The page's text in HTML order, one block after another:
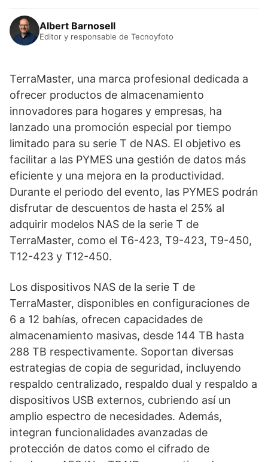
Albert Barnosell
Editor y responsable de Tecnoyfoto
TerraMaster, una marca profesional dedicada a
ofrecer productos de almacenamiento
innovadores para hogares y empresas, ha
lanzado una promoción especial por tiempo
limitado para su serie T de NAS. El objetivo es
facilitar a las PYMES una gestión de datos más
eficiente y una mejora en la productividad.
Durante el periodo del evento, las PYMES podrán
disfrutar de descuentos de hasta el 25% al
adquirir modelos NAS de la serie T de
TerraMaster, como el T6-423, T9-423, T9-450,
T12-423 y T12-450.
Los dispositivos NAS de la serie T de
TerraMaster, disponibles en configuraciones de
6 a 12 bahías, ofrecen capacidades de
almacenamiento masivas, desde 144 TB hasta
288 TB respectivamente. Soportan diversas
estrategias de copia de seguridad, incluyendo
respaldo centralizado, respaldo dual y respaldo a
dispositivos USB externos, cubriendo así un
amplio espectro de necesidades. Además,
integran funcionalidades avanzadas de
protección de datos como el cifrado de